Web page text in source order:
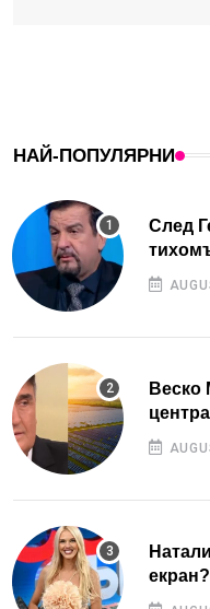
НАЙ-ПОПУЛЯРНИ
След
Веско